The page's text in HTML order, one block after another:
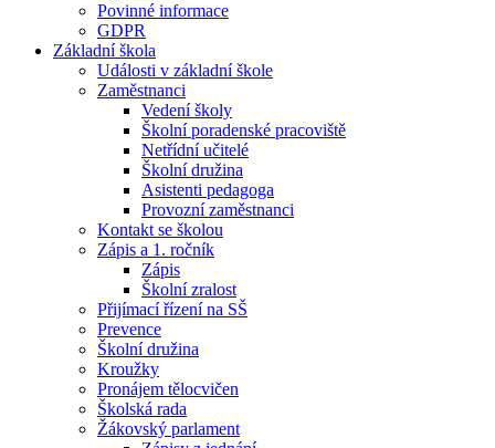
Povinné informace
GDPR
Základní škola
Události v základní škole
Zaměstnanci
Vedení školy
Školní poradenské pracoviště
Netřídní učitelé
Školní družina
Asistenti pedagoga
Provozní zaměstnanci
Kontakt se školou
Zápis a 1. ročník
Zápis
Školní zralost
Přijímací řízení na SŠ
Prevence
Školní družina
Kroužky
Pronájem tělocvičen
Školská rada
Žákovský parlament